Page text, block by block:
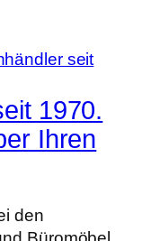
1970.
Ihren
den